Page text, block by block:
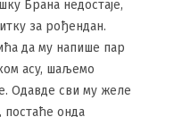
Брана недостаје,
за рођендан.
да му напише пар
асу, шаљемо
Одавде сви му желе
постаће онда